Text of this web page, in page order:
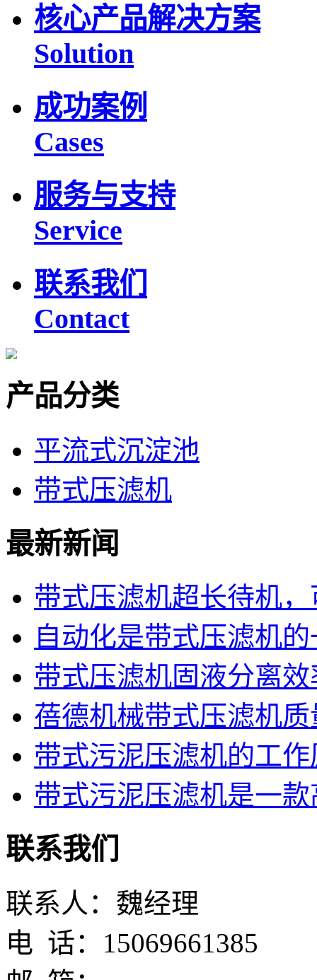
核心产品解决方案
Solution
成功案例
Cases
服务与支持
Service
联系我们
Contact
产品分类
平流式沉淀池
带式压滤机
最新新闻
带式压滤机超长待机
自动化是带式压滤机
带式压滤机固液分离
蓓德机械带式压滤机
带式污泥压滤机的工
带式污泥压滤机是一
联系我们
联系人：魏经理
电 话：15069661385